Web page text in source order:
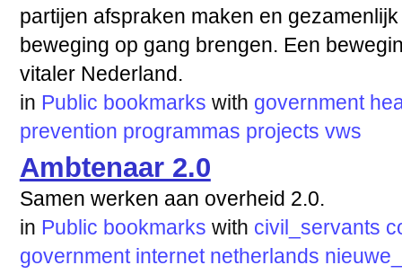
partijen afspraken maken en
beweging op gang brengen. Een
vitaler Nederland.
in Public bookmarks with government
prevention programmas projects vws
Ambtenaar 2.0
Samen werken aan overheid 2.0.
in Public bookmarks with civil_servants
government internet netherlands